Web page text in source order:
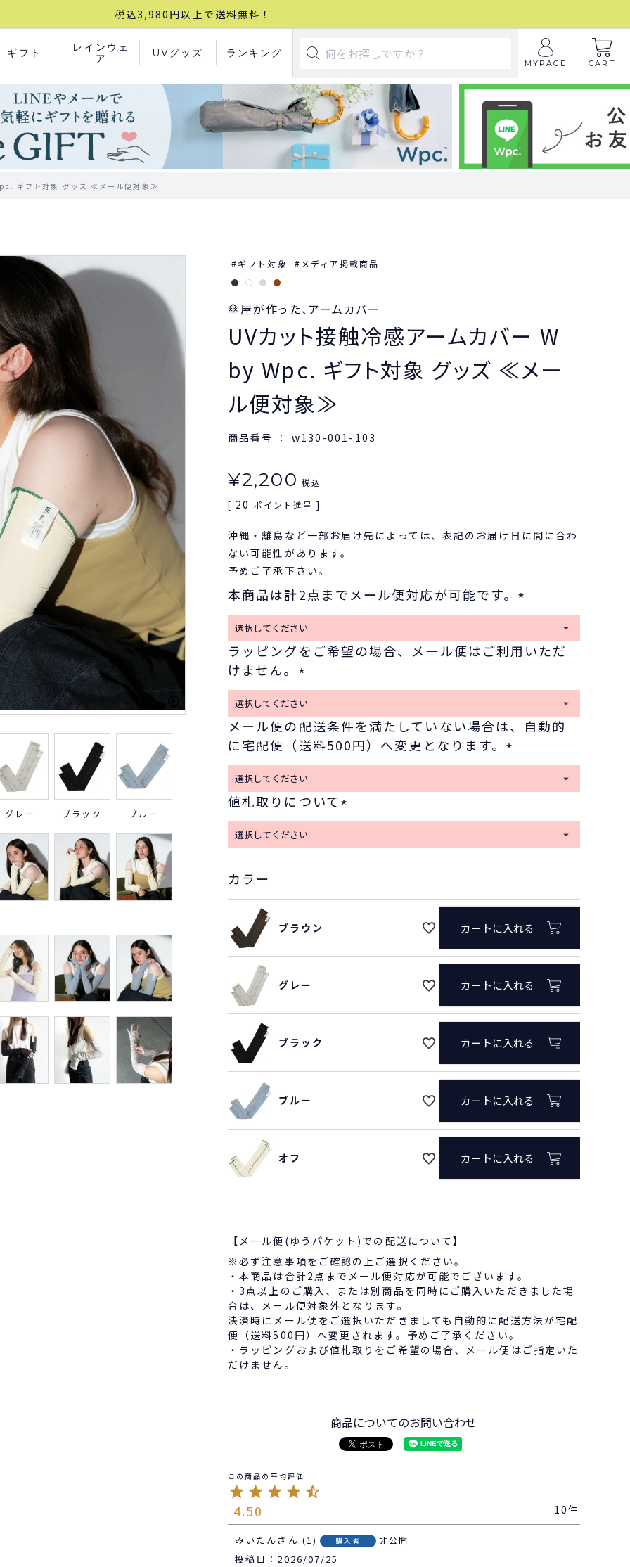
税込3,980円以上で送料無料！
ギフト
レインウェ
ア
UVグッズ ランキング
MYPAGE CART
ギフト対象 グッズ ≪メール便対象≫
グレー ブラック ブルー
ギフト対象 メディア掲載商品
傘屋が作った、アームカバー
UVカット接触冷感アームカバー W
by Wpc. ギフト対象 グッズ ≪メー
ル便対象≫
商品番号 w130-001-103
¥2,200 税込
[ 20 ポイント進呈 ]
沖縄・離島など一部お届け先によっては、表記のお届け日に間に合わ
ない可能性があります。
予めご了承下さい。
本商品は計2点までメール便対応が可能です。
(
必
須
ラッピングをご希望の場合、メール便はご利用いただ
けません。
(
必
須
)
メール便の配送条件を満たしていない場合は、自動的
に宅配便（送料500円）へ変更となります。
(
必
)
値札取りについて
(
必
カラー
ブラウン カートに入れる
グレー カートに入れる
ブラック カートに入れる
ブルー カートに入れる
オフ カートに入れる
【メール便(ゆうパケット)での配送について】
※必ず注意事項をご確認の上ご選択ください。
・本商品は合計2点までメール便対応が可能でございます。
・3点以上のご購入、または別商品を同時にご購入いただきました場
合は、メール便対象外となります。
決済時にメール便をご選択いただきましても自動的に配送方法が宅配
便（送料500円）へ変更されます。予めご了承ください。
・ラッピングおよび値札取りをご希望の場合、メール便はご指定いた
だけません。
商品についてのお問い合わせ
4.50 10
みいたん 1 購入者 非公開
投稿日 2026/07/25